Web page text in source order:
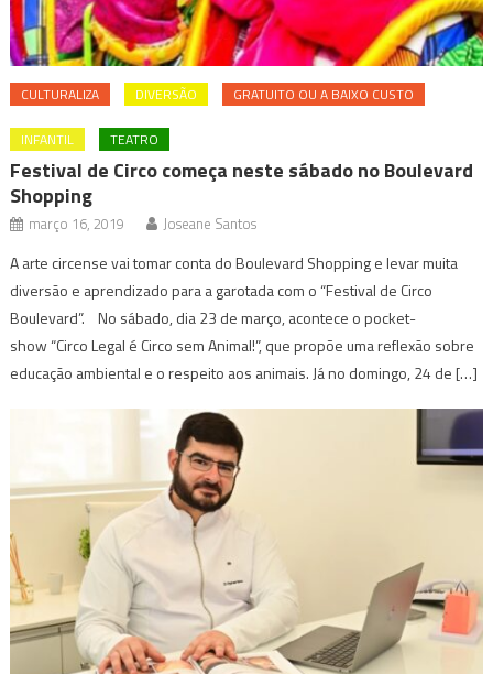
CULTURALIZA DIVERSÃO GRATUITO OU A BAIXO CUSTO
INFANTIL TEATRO
Festival de Circo começa neste sábado no Boulevard
Shopping
março 16, 2019 Joseane Santos
A arte circense vai tomar conta do Boulevard Shopping e levar muita
diversão e aprendizado para a garotada com o “Festival de Circo
Boulevard”. No sábado, dia 23 de março, acontece o pocket-
show “Circo Legal é Circo sem Animal!”, que propõe uma reflexão sobre
educação ambiental e o respeito aos animais. Já no domingo, 24 de […]